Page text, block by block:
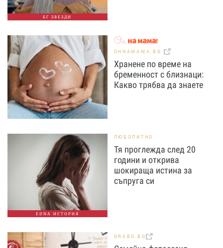
БГ ЗВЕЗДИ
OHNAMAMA.BG
Хранене по време на
бременност с близнаци:
Какво трябва да знаете
EDNA ИСТОРИЯ
ЛЮБОПИТНО
Тя проглежда след 20
години и открива
шокираща истина за
съпруга си
GRABO.BG